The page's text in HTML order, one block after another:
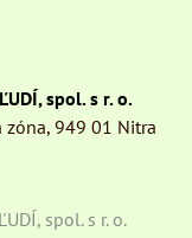
spol. s r. o.
zóna, 949 01 Nitra
spol. s r. o.